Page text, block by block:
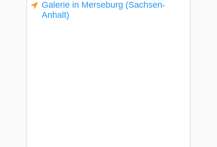
Galerie in Merseburg (Sachsen-
Anhalt)